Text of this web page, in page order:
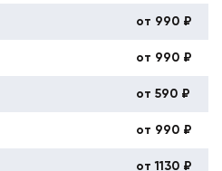
от 990 ₽
от 990 ₽
от 590 ₽
от 990 ₽
от 1130 ₽